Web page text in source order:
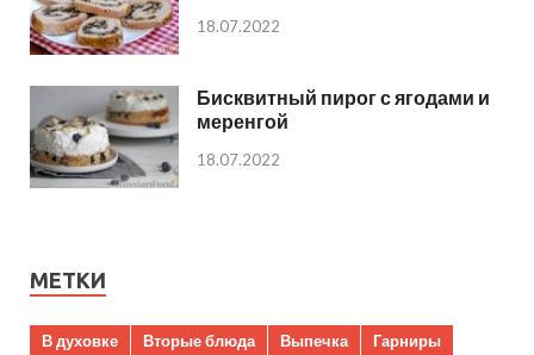
18.07.2022
Бисквитный пирог с ягодами и
меренгой
18.07.2022
МЕТКИ
В духовке Вторые блюда Выпечка
Гарниры